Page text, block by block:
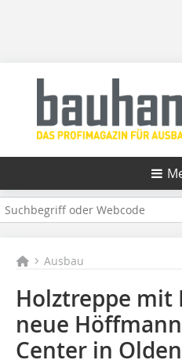
Ausbau
Holztreppe mit
neue
Center in